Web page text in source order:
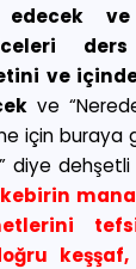
ve
ve
ve
için buraya
diye dehşetli